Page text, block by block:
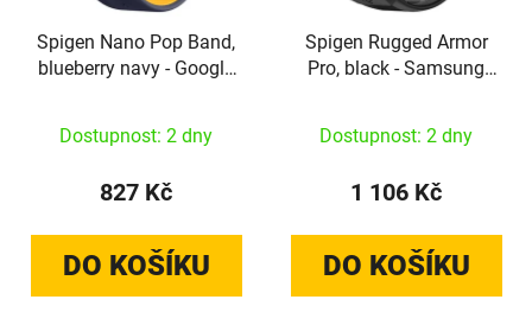
Spigen Nano Pop Band,
blueberry navy - Google
Dostupnost: 2 dny
827 Kč
DO KOŠÍKU
Spigen Rugged Armor
Pro, black - Samsung
Dostupnost: 2 dny
1 106 Kč
DO KOŠÍKU